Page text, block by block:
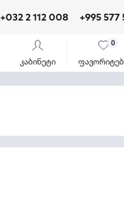
+032 2 112 008 +995 577
კაბინეტი
0